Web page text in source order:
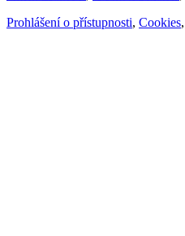
Prohlášení o přístupnosti, Cookies,